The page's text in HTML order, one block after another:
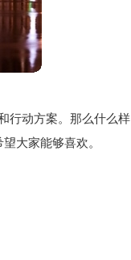
行动方案。那么什么样
大家能够喜欢。